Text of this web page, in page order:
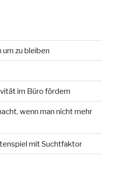
zu bleiben
im Büro fördern
wenn man nicht mehr
mit Suchtfaktor